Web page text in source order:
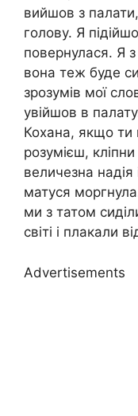
вийшов з
голову. Я
повернулася. Я
вона теж буде
зрозумів мої
увійшов в
Кохана, якщо
розумієш,
величезна
матуся
ми з татом
світі і плакали
Advertisements